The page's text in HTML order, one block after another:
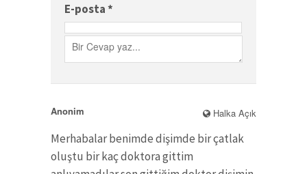
E-posta*
Halka Açık
Anonim
Merhabalar benimde dişimde bir çatlak
oluştu bir kaç doktora gittim